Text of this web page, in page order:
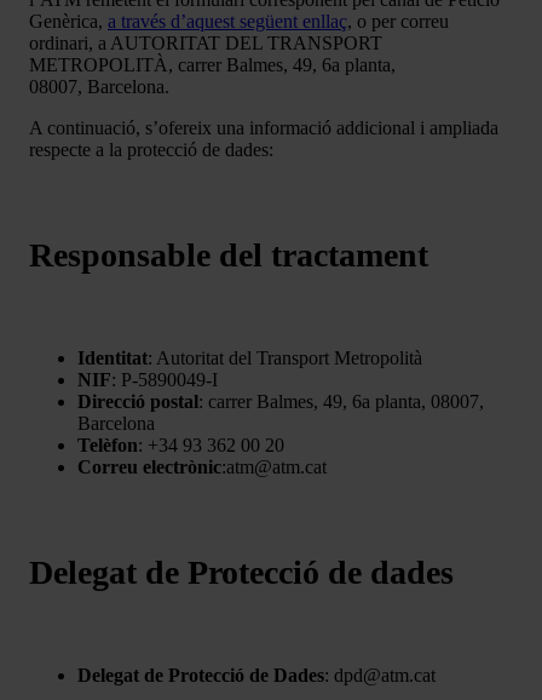
Genèrica, a través d’aquest següent enllaç, o per correu
ordinari, a AUTORITAT DEL TRANSPORT
METROPOLITÀ, carrer Balmes, 49, 6a planta,
08007, Barcelona.
A continuació, s’ofereix una informació addicional i ampliada
respecte a la protecció de dades:
Responsable del tractament
Identitat: Autoritat del Transport Metropolità
NIF: P-5890049-I
Direcció postal: carrer Balmes, 49, 6a planta, 08007,
Barcelona
Telèfon: +34 93 362 00 20
Correu electrònic:atm@atm.cat
Delegat de Protecció de dades
Delegat de Protecció de Dades: dpd@atm.cat